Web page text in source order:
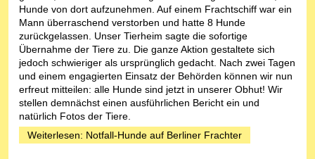
Hunde von dort aufzunehmen. Auf einem Frachtschiff war ein
Mann überraschend verstorben und hatte 8 Hunde
zurückgelassen. Unser Tierheim sagte die sofortige
Übernahme der Tiere zu. Die ganze Aktion gestaltete sich
jedoch schwieriger als ursprünglich gedacht. Nach zwei Tagen
und einem engagierten Einsatz der Behörden können wir nun
erfreut mitteilen: alle Hunde sind jetzt in unserer Obhut! Wir
stellen demnächst einen ausführlichen Bericht ein und
natürlich Fotos der Tiere.
Weiterlesen: Notfall-Hunde auf Berliner Frachter